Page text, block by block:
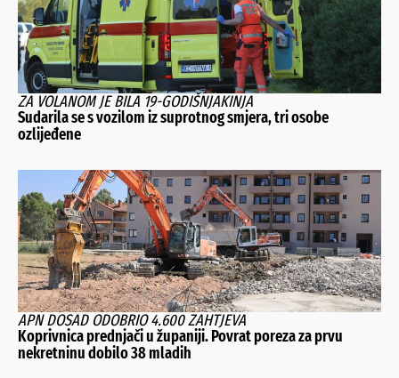
ZA VOLANOM JE BILA 19-GODIŠNJAKINJA
Sudarila se s vozilom iz suprotnog smjera, tri osobe
ozlijeđene
APN DOSAD ODOBRIO 4.600 ZAHTJEVA
Koprivnica prednjači u županiji. Povrat poreza za prvu
nekretninu dobilo 38 mladih